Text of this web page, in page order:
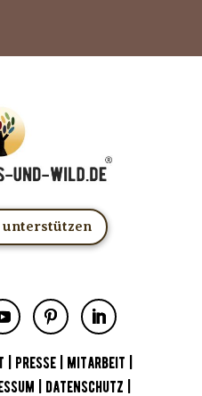
PRESSE| MITARBEIT
DATENSCHUTZ